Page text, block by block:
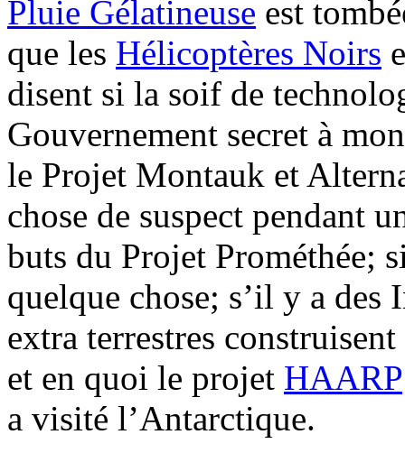
Pluie Gélatineuse est
que les Hélicoptères Noirs
disent si la soif de
Gouvernement secret à
le Projet Montauk et
chose de suspect pendant
buts du Projet Prométhée;
quelque chose; s’il y a des
extra terrestres
et en quoi le projet HAARP
a visité l’Antarctique.